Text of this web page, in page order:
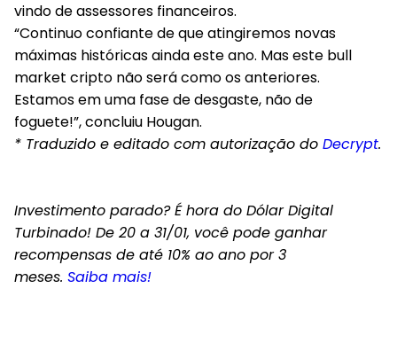
vindo de assessores financeiros.
“Continuo confiante de que atingiremos novas
máximas históricas ainda este ano. Mas este bull
market cripto não será como os anteriores.
Estamos em uma fase de desgaste, não de
foguete!”, concluiu Hougan.
* Traduzido e editado com autorização do Decrypt.
Investimento parado? É hora do Dólar Digital
Turbinado! De 20 a 31/01, você pode ganhar
recompensas de até 10% ao ano por 3
meses. Saiba mais!